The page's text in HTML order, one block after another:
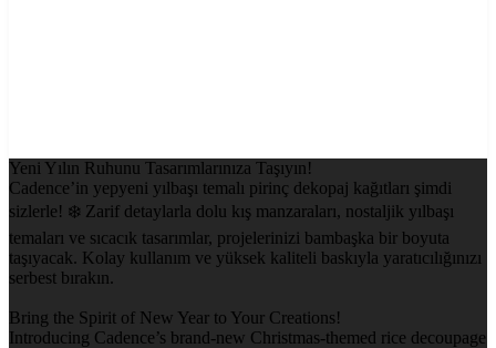
Yeni Yılın Ruhunu Tasarımlarınıza Taşıyın!
Cadence’in yepyeni yılbaşı temalı pirinç dekopaj kağıtları şimdi
sizlerle! ❄️ Zarif detaylarla dolu kış manzaraları, nostaljik yılbaşı
temaları ve sıcacık tasarımlar, projelerinizi bambaşka bir boyuta
taşıyacak. Kolay kullanım ve yüksek kaliteli baskıyla yaratıcılığınızı
serbest bırakın.
Bring the Spirit of New Year to Your Creations!
Introducing Cadence’s brand-new Christmas-themed rice decoupage